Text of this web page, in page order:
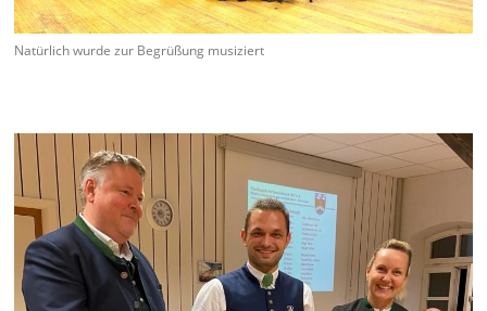
Natürlich wurde zur Begrüßung musiziert